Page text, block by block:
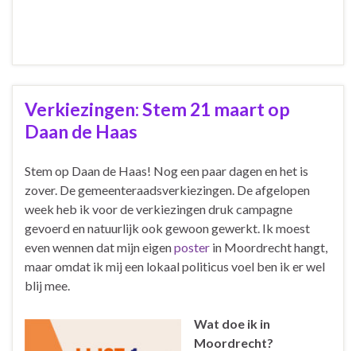
Verkiezingen: Stem 21 maart op
Daan de Haas
Stem op Daan de Haas! Nog een paar dagen en het is
zover. De gemeenteraadsverkiezingen. De afgelopen
week heb ik voor de verkiezingen druk campagne
gevoerd en natuurlijk ook gewoon gewerkt. Ik moest
even wennen dat mijn eigenposter in Moordrecht hangt,
maar omdat ik mij een lokaal politicus voel ben ik er wel
blij mee.
Wat doe ik in
Moordrecht?